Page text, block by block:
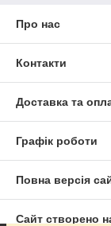
Про нас
Контакти
Доставка та
Графік роботи
Повна версія
Сайт створено